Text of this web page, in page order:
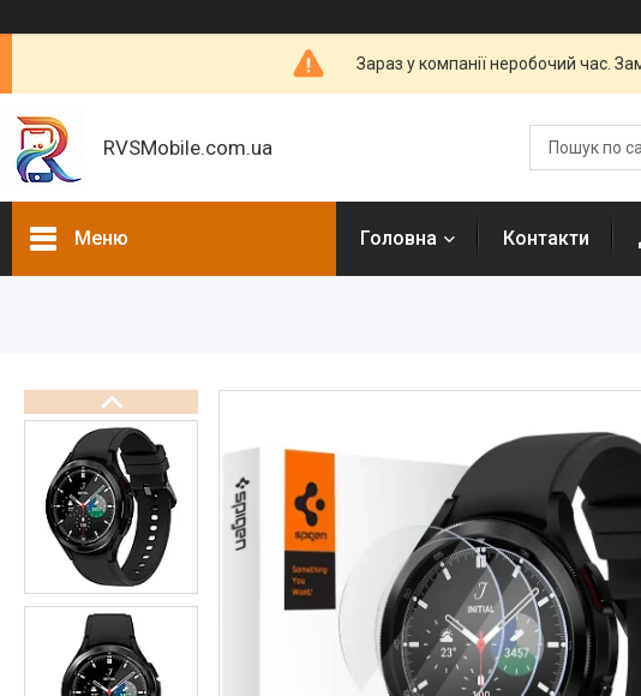
Зараз у компанії неробочий час.
RVSMobile.com.ua
Меню Головна Контакти